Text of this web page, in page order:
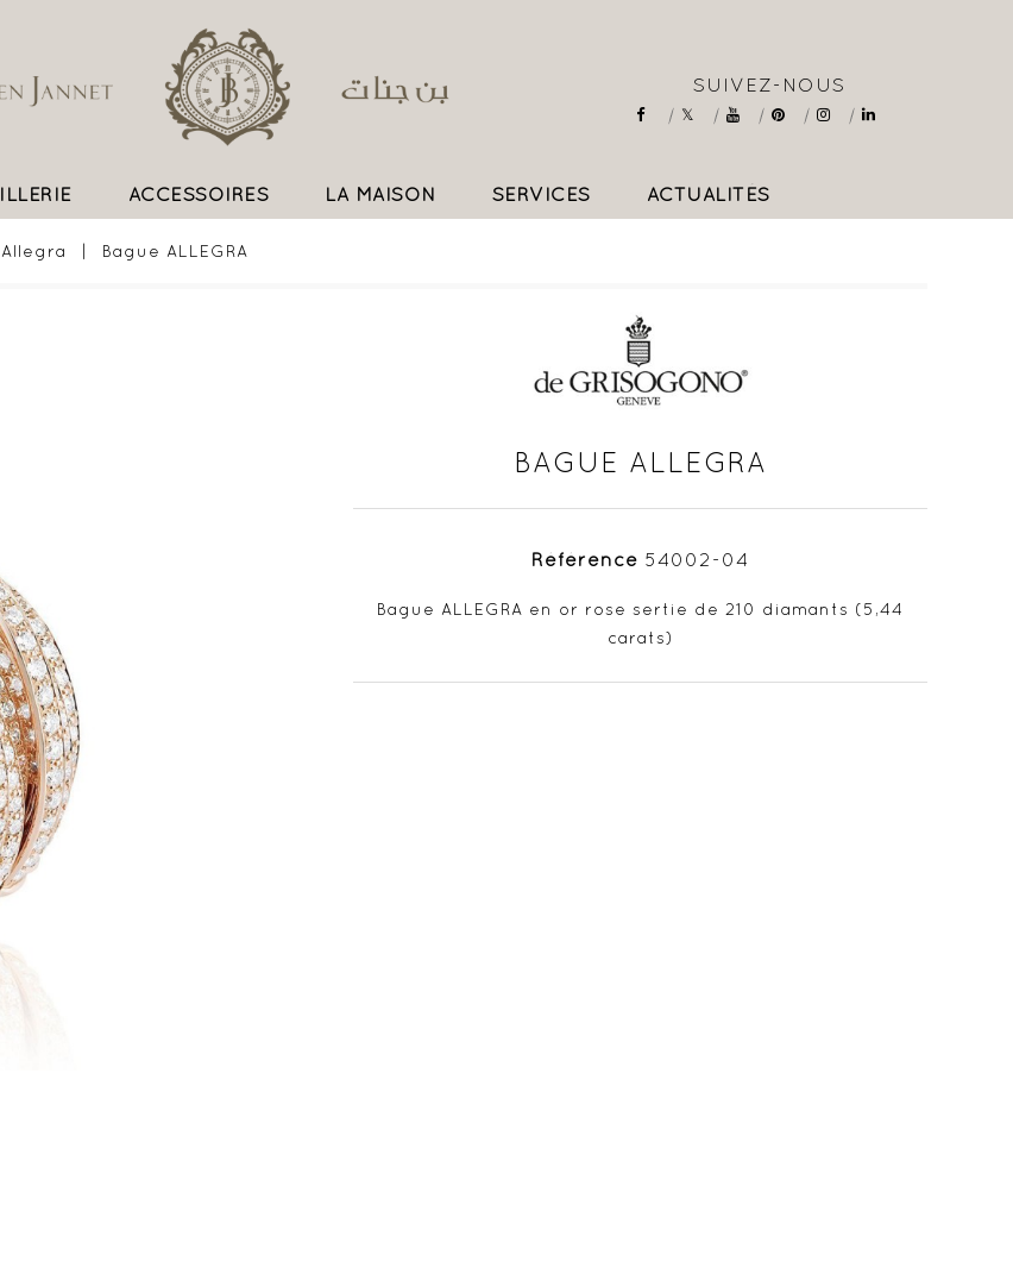
SUIVEZ-NOUS
ACCESSOIRES LA MAISON SERVICES ACTUALITÉS
Allegra Bague ALLEGRA
BAGUE ALLEGRA
Référence 54002-04
Bague ALLEGRA en or rose sertie de 210 diamants (5,44
carats)